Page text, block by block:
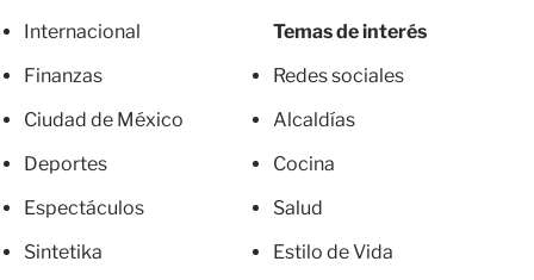
Internacional
Finanzas
Ciudad de México
Deportes
Espectáculos
Sintetika
Temas de interés
Redes sociales
Alcaldías
Cocina
Salud
Estilo de Vida